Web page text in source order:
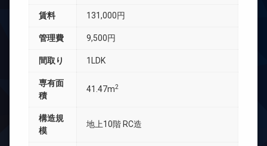
賃料 131,000円
管理費 9,500円
間取り 1LDK
専有面
積
41.47m2
構造規
模
地上10階 RC造